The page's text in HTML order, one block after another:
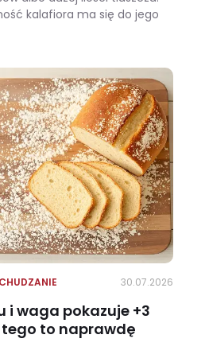
kalafiora ma się do jego
30.07.2026
i waga pokazuje +3
tego to naprawdę